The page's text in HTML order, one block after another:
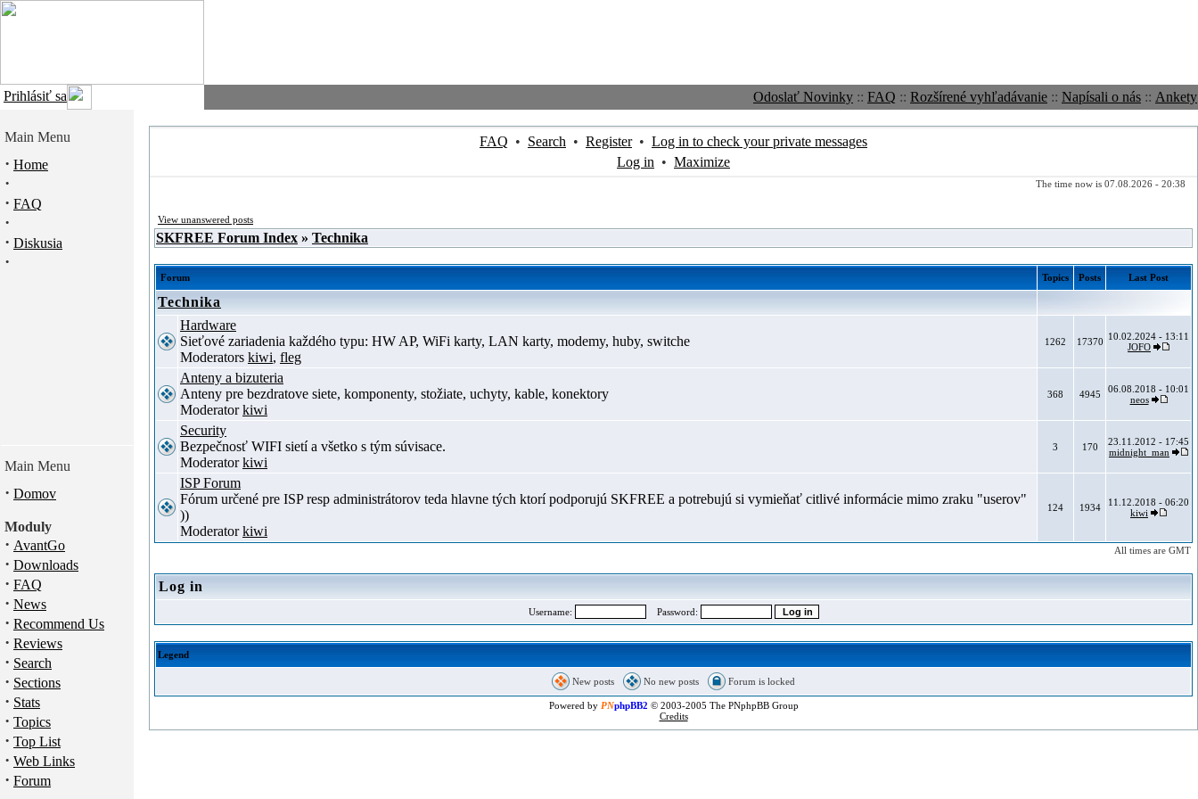
Prihlásiť sa Odoslať Novinky :: FAQ :: Rozšírené vyhľadávanie :: Napísali o nás :: Ankety
Main Menu
· Home
·
· FAQ
·
· Diskusia
·
Main Menu
· Domov
Moduly
· AvantGo
· Downloads
· FAQ
· News
· Recommend Us
· Reviews
· Search
· Sections
· Stats
· Topics
· Top List
· Web Links
· Forum
FAQ • Search • Register• Log in to check your private messages
Log in • Maximize
The time now is 07.08.2026 - 20:38
View unanswered posts
SKFREE Forum Index » Technika
Forum Topics Posts Last Post
Technika
Hardware
Sieťové zariadenia každého typu: HW AP, WiFi karty, LAN karty, modemy, huby, switche
Moderators kiwi, fleg
1262 17370 10.02.2024 - 13:11
JOFO
Anteny a bizuteria
Anteny pre bezdratove siete, komponenty, stožiate, uchyty, kable, konektory
Moderatorkiwi
368 4945
06.08.2018 - 10:01
neos
Security
Bezpečnosť WIFI sietí a všetko s tým súvisace.
Moderatorkiwi
3 170
23.11.2012 - 17:45
midnight_man
ISP Forum
Fórum určené pre ISP resp administrátorov teda hlavne tých ktorí podporujú SKFREE a potrebujú si vymieňať citlivé informácie mimo zraku "userov"
))
Moderatorkiwi
124 1934
11.12.2018 - 06:20
kiwi
All times are GMT
Log in
Username: Password:
Legend
New posts No new posts Forum is locked
Powered by PNphpBB2 © 2003-2005 The PNphpBB Group
Credits